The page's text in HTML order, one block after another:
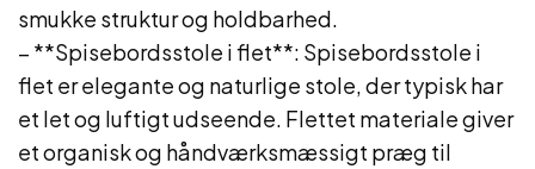
smukke struktur og holdbarhed.
– **Spisebordsstole i flet**: Spisebordsstole i
flet er elegante og naturlige stole, der typisk har
et let og luftigt udseende. Flettet materiale giver
et organisk og håndværksmæssigt præg til